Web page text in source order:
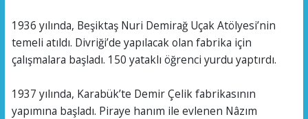
1936 yılında, Beşiktaş Nuri Demirağ Uçak Atölyesi’nin
temeli atıldı. Divriği’de yapılacak olan fabrika için
çalışmalara başladı. 150 yataklı öğrenci yurdu yaptırdı.
1937 yılında, Karabük’te Demir Çelik fabrikasının
yapımına başladı. Piraye hanım ile evlenen Nâzım